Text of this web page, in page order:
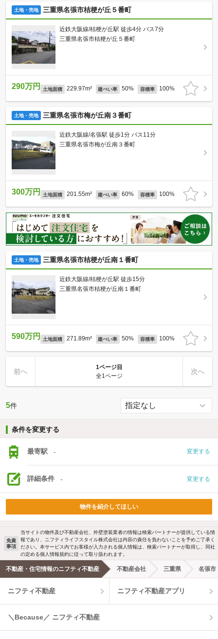
土地・売地 三重県名張市桔梗が丘５番町
近鉄大阪線/桔梗が丘駅 徒歩4分 バス7分
三重県名張市桔梗が丘５番町
290万円 土地面積 229.97m² 建ぺい率 50% 容積率 100%
土地・売地 三重県名張市梅が丘南３番町
近鉄大阪線/名張駅 徒歩1分 バス11分
三重県名張市梅が丘南３番町
300万円 土地面積 201.55m² 建ぺい率 60% 容積率 100%
土地・売地 三重県名張市桔梗が丘南１番町
近鉄大阪線/桔梗が丘駅 徒歩15分
三重県名張市桔梗が丘南１番町
590万円 土地面積 271.89m² 建ぺい率 50% 容積率 100%
前へ
1ページ目
全1ページ
次へ
5件
条件を変更する
最寄駅 - 変更する
詳細条件 - 変更する
物件を紹介してほしい
免責
事項
当サイトの物件及び不動産会社、外壁塗装業者の情報は検索パートナーが提供している情
報であり、ニフティライフスタイル株式会社は内容の責任を負わないことを予めご了承く
ださい。本サービス内でお客様が入力される個人情報は、検索パートナーが取得し、同社
の定める個人情報規約に従って取り扱われます。
不動産・住宅情報のニフティ不動産 不動産会社 三重県 名張市
ニフティ不動産 ニフティ不動産アプリ
＼Because／ ニフティ不動産